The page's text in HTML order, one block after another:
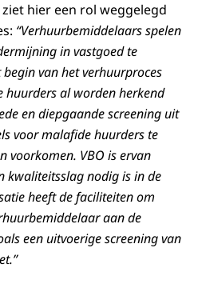
hier een rol weggelegd
“Verhuurbemiddelaars spelen
in vastgoed te
van het verhuurproces
huurders al worden herkend
en diepgaande screening uit
voor malafide huurders te
voorkomen. VBO is ervan
kwaliteitsslag nodig is in de
heeft de faciliteiten om
aan de
een uitvoerige screening van